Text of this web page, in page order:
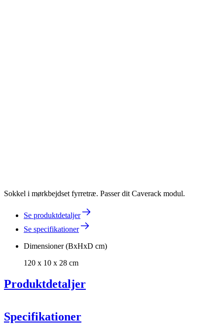
Sokkel i mørkbejdset fyrretræ. Passer dit Caverack modul.
Se produktdetaljer
Se specifikationer
Dimensioner (BxHxD cm)
120 x 10 x 28 cm
Produktdetaljer
Specifikationer